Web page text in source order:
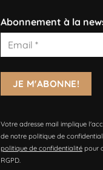
Abonnement à la
Votre adresse mail implique
de notre politique de
politique de confidentialité pour
RGPD.